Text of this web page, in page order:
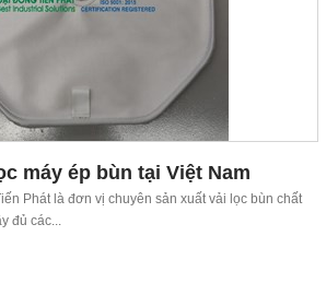
máy ép bùn tại Việt Nam
Phát là đơn vị chuyên sản xuất vải lọc bùn chất
đủ các...